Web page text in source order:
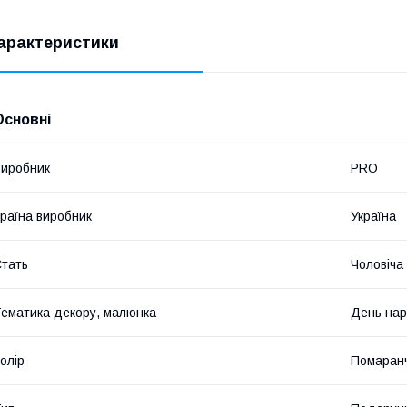
PRO
виробник Україна
Чоловіча
декору, малюнка День